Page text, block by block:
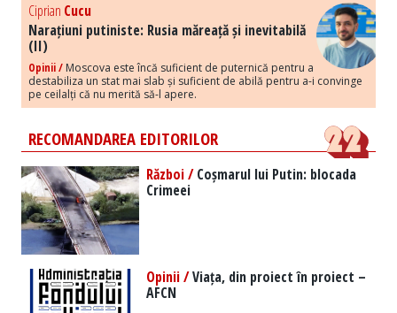
Ciprian Cucu
Narațiuni putiniste: Rusia măreață și inevitabilă
(II)
Opinii / Moscova este încă suficient de puternică pentru a
destabiliza un stat mai slab și suficient de abilă pentru a-i convinge
pe ceilalți că nu merită să-l apere.
RECOMANDAREA EDITORILOR
Război /Coșmarul lui Putin: blocada
Crimeei
Opinii /Viața, din proiect în proiect –
AFCN